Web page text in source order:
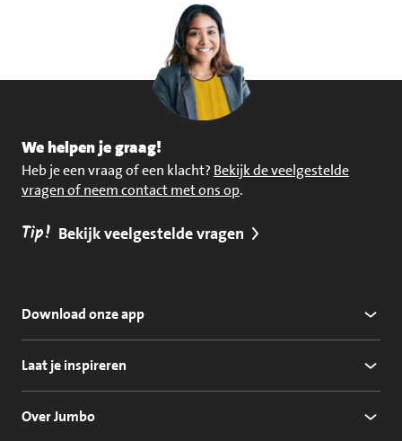
We helpen je graag!
Heb je een vraag of een klacht? Bekijk de veelgestelde
vragen of neem contact met ons op.
Tip! Bekijk veelgestelde vragen
Download onze app
Laat je inspireren
Over Jumbo